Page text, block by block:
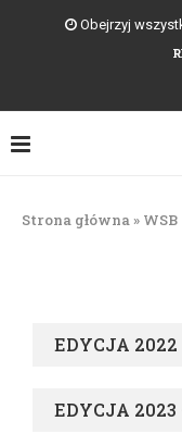
Obejrzyj
Strona główna » WSB
EDYCJA 2022
EDYCJA 2023